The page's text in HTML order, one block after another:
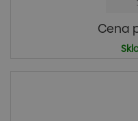
Cena